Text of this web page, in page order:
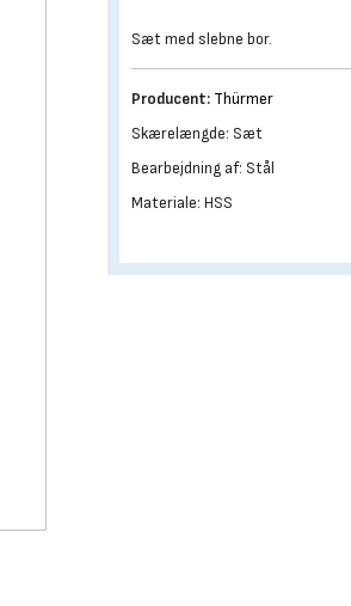
Sæt med slebne bor.
Producent: Thürmer
Skærelængde: Sæt
Bearbejdning af: Stål
Materiale: HSS